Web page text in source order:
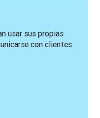
usar sus propias
con clientes.